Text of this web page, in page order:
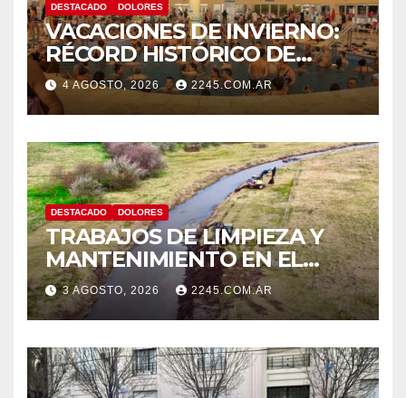
DESTACADO DOLORES
VACACIONES DE INVIERNO:
RÉCORD HISTÓRICO DE
VISITANTES Y RECAUDACIÓN
EN EL PARQUE TERMAL DE
DOLORES
4 AGOSTO, 2026 2245.COM.AR
DESTACADO DOLORES
TRABAJOS DE LIMPIEZA Y
MANTENIMIENTO EN EL
CANAL LA PICASA
3 AGOSTO, 2026 2245.COM.AR